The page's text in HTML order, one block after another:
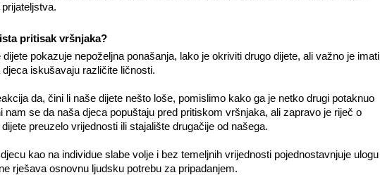
pritisak vršnjaka?
dijete pokazuje nepoželjna ponašanja, lako je okriviti drugo dijete, ali važno je imati
djeca iskušavaju različite ličnosti.
da, čini li naše dijete nešto loše, pomislimo kako ga je netko drugi potaknuo
nam se da naša djeca popuštaju pred pritiskom vršnjaka, ali zapravo je riječ o
preuzelo vrijednosti ili stajalište drugačije od našega.
kao na individue slabe volje i bez temeljnih vrijednosti pojednostavnjuje ulogu
rješava osnovnu ljudsku potrebu za pripadanjem.